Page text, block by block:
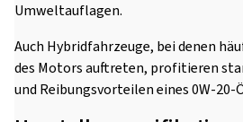
Umweltauflagen.
Auch Hybridfahrzeuge, bei denen
des Motors auftreten, profitieren
und Reibungsvorteilen eines 0W-20-